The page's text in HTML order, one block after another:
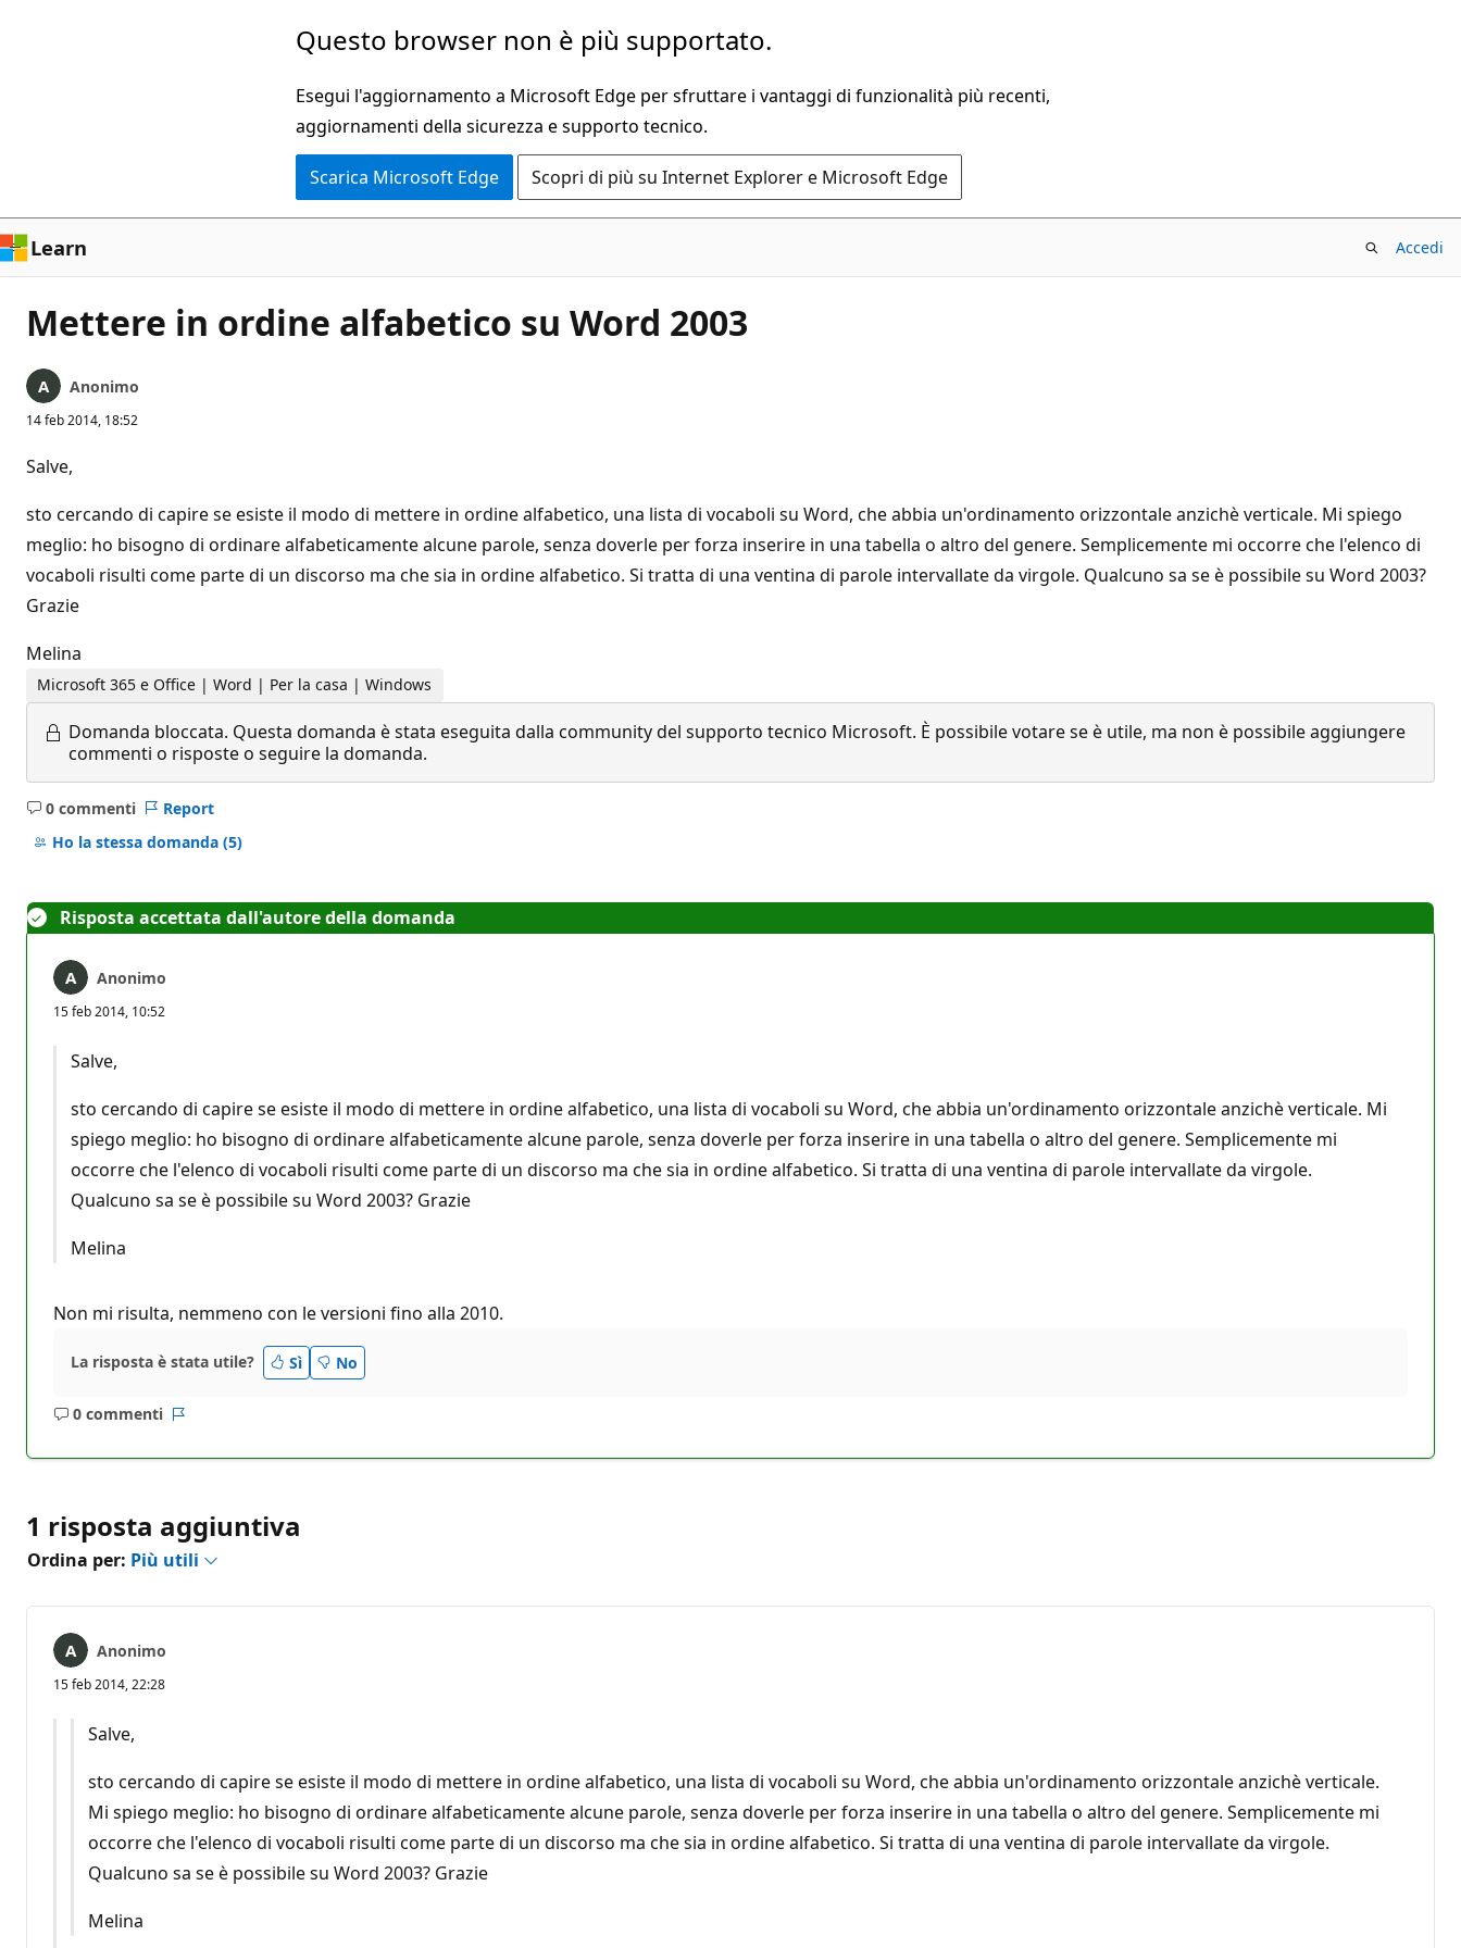
Questo browser non è più supportato.
Esegui l'aggiornamento a Microsoft Edge per sfruttare i vantaggi di funzionalità più recenti,
aggiornamenti della sicurezza e supporto tecnico.
Scarica Microsoft Edge Scopri di più su Internet Explorer e Microsoft Edge
Learn Accedi
Mettere in ordine alfabetico su Word 2003
Anonimo
14 feb 2014, 18:52
Salve,
sto cercando di capire se esiste il modo di mettere in ordine alfabetico, una lista di vocaboli su Word, che abbia un'ordinamento orizzontale anzichè verticale. Mi spiego
meglio: ho bisogno di ordinare alfabeticamente alcune parole, senza doverle per forza inserire in una tabella o altro del genere. Semplicemente mi occorre che l'elenco di
vocaboli risulti come parte di un discorso ma che sia in ordine alfabetico. Si tratta di una ventina di parole intervallate da virgole. Qualcuno sa se è possibile su Word 2003?
Grazie
Melina
Microsoft 365 e Office | Word | Per la casa | Windows
Domanda bloccata. Questa domanda è stata eseguita dalla community del supporto tecnico Microsoft. È possibile votare se è utile, ma non è possibile aggiungere
commenti o risposte o seguire la domanda.
0 commenti
Nessun
commento
Report
Ho la stessa domanda (5)
Risposta accettata dall'autore della domanda
Anonimo
15 feb 2014, 10:52
Salve,
sto cercando di capire se esiste il modo di mettere in ordine alfabetico, una lista di vocaboli su Word, che abbia un'ordinamento orizzontale anzichè verticale. Mi
spiego meglio: ho bisogno di ordinare alfabeticamente alcune parole, senza doverle per forza inserire in una tabella o altro del genere. Semplicemente mi
occorre che l'elenco di vocaboli risulti come parte di un discorso ma che sia in ordine alfabetico. Si tratta di una ventina di parole intervallate da virgole.
Qualcuno sa se è possibile su Word 2003? Grazie
Melina
Non mi risulta, nemmeno con le versioni fino alla 2010.
La risposta è stata utile? Sì No
0 commenti
Nessun
1 risposta aggiuntiva
Ordina per: Più utili
Anonimo
15 feb 2014, 22:28
Salve,
sto cercando di capire se esiste il modo di mettere in ordine alfabetico, una lista di vocaboli su Word, che abbia un'ordinamento orizzontale anzichè verticale.
Mi spiego meglio: ho bisogno di ordinare alfabeticamente alcune parole, senza doverle per forza inserire in una tabella o altro del genere. Semplicemente mi
occorre che l'elenco di vocaboli risulti come parte di un discorso ma che sia in ordine alfabetico. Si tratta di una ventina di parole intervallate da virgole.
Qualcuno sa se è possibile su Word 2003? Grazie
Melina